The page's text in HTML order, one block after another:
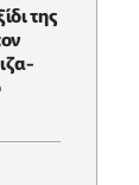
της